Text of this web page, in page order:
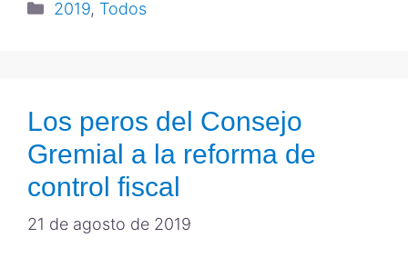
2019, Todos
Los peros del Consejo
Gremial a la reforma de
control fiscal
21 de agosto de 2019